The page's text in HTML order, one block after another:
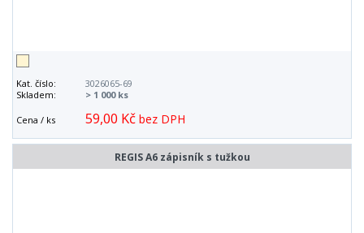
Kat. číslo:
3026065-69
Skladem:
> 1 000 ks
Cena / ks 59,00 Kč bez DPH
REGIS A6 zápisník s tužkou